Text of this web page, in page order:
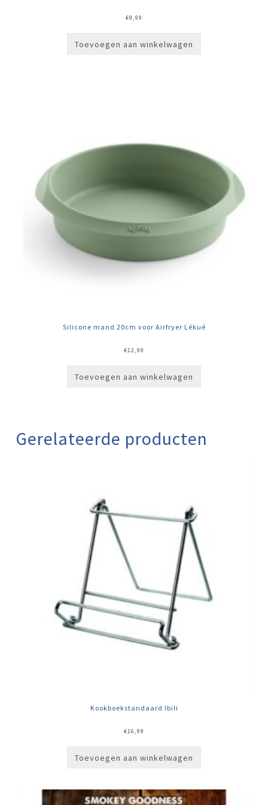
€9,99
Toevoegen aan winkelwagen
Silicone mand 20cm voor Airfryer Lékué
€12,99
Toevoegen aan winkelwagen
Gerelateerde producten
Kookboekstandaard Ibili
€16,99
Toevoegen aan winkelwagen